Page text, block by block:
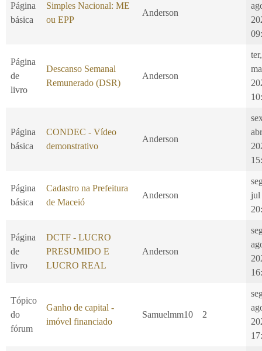
Página
básica
Simples Nacional: ME
ou EPP
Anderson
Página
de
livro
Descanso Semanal
Remunerado (DSR)
Anderson
Página
básica
CONDEC - Vídeo
demonstrativo
Anderson
abr
Página
básica
Cadastro na Prefeitura
de Maceió
Anderson
jul
Página
de
livro
DCTF - LUCRO
PRESUMIDO E
LUCRO REAL
Anderson
Tópico
do
fórum
Ganho de capital -
imóvel financiado
Samuelmm10 2